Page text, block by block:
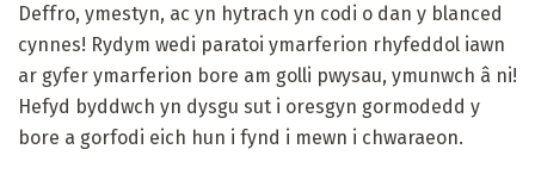
Deffro, ymestyn, ac yn hytrach yn codi o dan y blanced
cynnes! Rydym wedi paratoi ymarferion rhyfeddol iawn
ar gyfer ymarferion bore am golli pwysau, ymunwch â ni!
Hefyd byddwch yn dysgu sut i oresgyn gormodedd y
bore a gorfodi eich hun i fynd i mewn i chwaraeon.